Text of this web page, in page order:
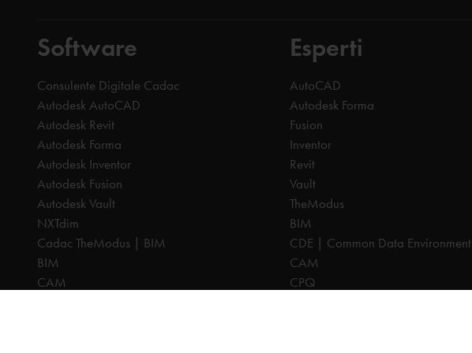
Software
Consulente Digitale Cadac
Autodesk AutoCAD
Autodesk Revit
Autodesk Forma
Autodesk Inventor
Autodesk Fusion
Autodesk Vault
NXTdim
Cadac TheModus | BIM
BIM
CAM
Esperti
AutoCAD
Autodesk Forma
Fusion
Inventor
Revit
Vault
TheModus
BIM
CDE | Common Data Environment
CAM
CPQ